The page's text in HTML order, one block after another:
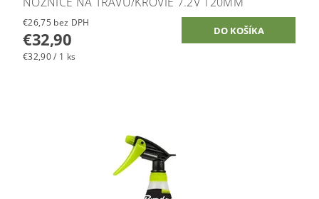
€26,75 bez DPH
€32,90
€32,90 / 1 ks